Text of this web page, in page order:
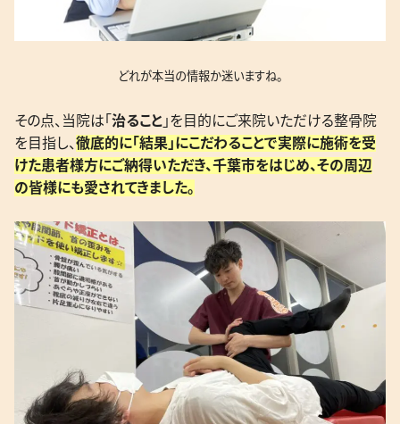
どれが本当の情報か迷いますね。
その点、当院は「治ること 」を目的にご来院いただける整骨院
を目指し、 徹底的に「結果」にこだわることで実際に施術を受
けた患者様方にご納得いただき、千葉市をはじめ、その周辺
の皆様にも愛されてきました。